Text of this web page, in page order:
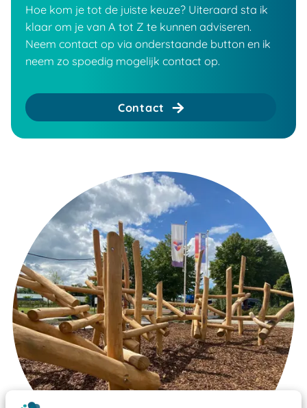
Hoe kom je tot de juiste keuze? Uiteraard sta ik
klaar om je van A tot Z te kunnen adviseren.
Neem contact op via onderstaande button en ik
neem zo spoedig mogelijk contact op.
Contact